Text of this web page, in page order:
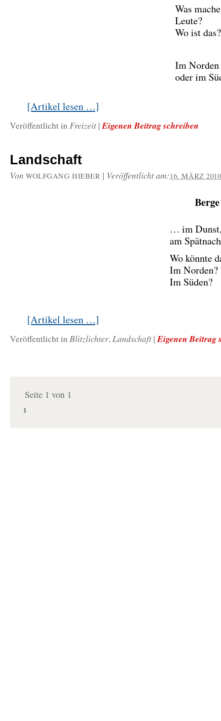
Was
Leute?
Wo ist das?
Im Norden
oder im
[Artikel lesen …]
Veröffentlicht inFreizeit | Eigenen Beitrag schreiben
Landschaft
Von WOLFGANG HIEBER | Veröffentlicht am:16. MÄRZ 2010
… im
am
Wo könnte
Im Norden?
Im Süden?
[Artikel lesen …]
Veröffentlicht inBlitzlichter,Landschaft | Eigenen Beitrag
Seite 1 von 1
1